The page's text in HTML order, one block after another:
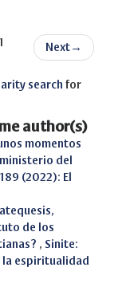
Next →
search for
author(s)
momentos
del
(2022): El
de los
, Sinite:
la espiritualidad